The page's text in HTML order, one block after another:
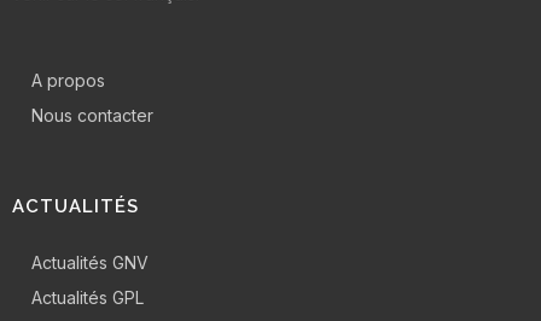
A propos
Nous contacter
ACTUALITÉS
Actualités GNV
Actualités GPL